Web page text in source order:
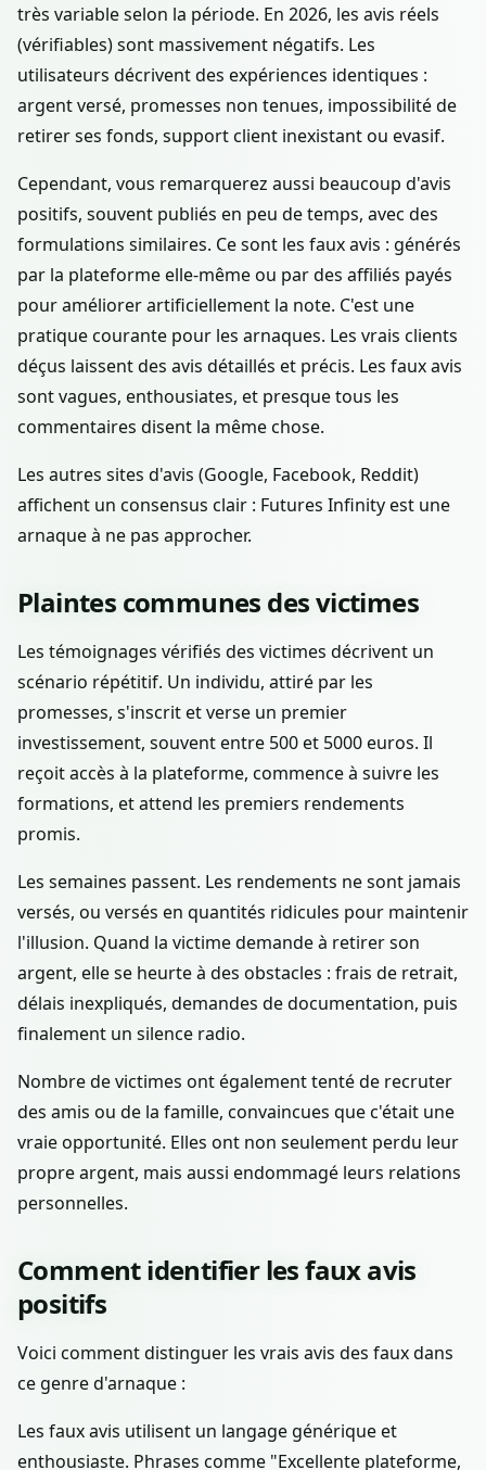
très variable selon la période. En 2026, les avis réels
(vérifiables) sont massivement négatifs. Les
utilisateurs décrivent des expériences identiques :
argent versé, promesses non tenues, impossibilité de
retirer ses fonds, support client inexistant ou evasif.
Cependant, vous remarquerez aussi beaucoup d'avis
positifs, souvent publiés en peu de temps, avec des
formulations similaires. Ce sont les faux avis : générés
par la plateforme elle-même ou par des affiliés payés
pour améliorer artificiellement la note. C'est une
pratique courante pour les arnaques. Les vrais clients
déçus laissent des avis détaillés et précis. Les faux avis
sont vagues, enthousiates, et presque tous les
commentaires disent la même chose.
Les autres sites d'avis (Google, Facebook, Reddit)
affichent un consensus clair : Futures Infinity est une
arnaque à ne pas approcher.
Plaintes communes des victimes
Les témoignages vérifiés des victimes décrivent un
scénario répétitif. Un individu, attiré par les
promesses, s'inscrit et verse un premier
investissement, souvent entre 500 et 5000 euros. Il
reçoit accès à la plateforme, commence à suivre les
formations, et attend les premiers rendements
promis.
Les semaines passent. Les rendements ne sont jamais
versés, ou versés en quantités ridicules pour maintenir
l'illusion. Quand la victime demande à retirer son
argent, elle se heurte à des obstacles : frais de retrait,
délais inexpliqués, demandes de documentation, puis
finalement un silence radio.
Nombre de victimes ont également tenté de recruter
des amis ou de la famille, convaincues que c'était une
vraie opportunité. Elles ont non seulement perdu leur
propre argent, mais aussi endommagé leurs relations
personnelles.
Comment identifier les faux avis
positifs
Voici comment distinguer les vrais avis des faux dans
ce genre d'arnaque :
Les faux avis utilisent un langage générique et
enthousiaste. Phrases comme "Excellente plateforme,